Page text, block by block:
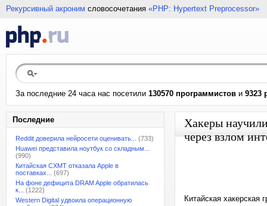
Рекурсивный акроним словосочетания «PHP: Hypertext Preprocessor»
За последние 24 часа нас посетили 130570 программистов и 9323
Последние
Reddit доверила нейросети оценивать...
(733)
Huawei представила ноутбук со складным...
(990)
Китайская CXMT отказала Apple в
поставках...
(697)
На фоне дефицита DRAM Apple обратилась
к...
(1222)
Western Digital удвоила операционную
Хакеры
через взлом
Китайская хакерская